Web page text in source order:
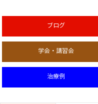
ブログ
学会・講習会
治療例